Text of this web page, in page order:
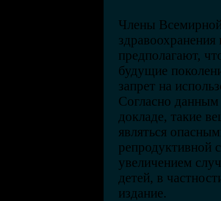
Члены
предполагают,
будущие
запрет на
Согласно
докладе, такие
являться
репродуктивной
увеличением
детей, в
издание.